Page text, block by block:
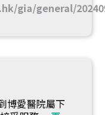
gia/general/
博愛醫院屬下